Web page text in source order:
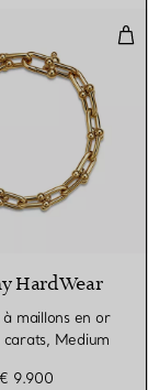
the Yard en
HardWear
maillons en or
carats, Medium
€ 9.900